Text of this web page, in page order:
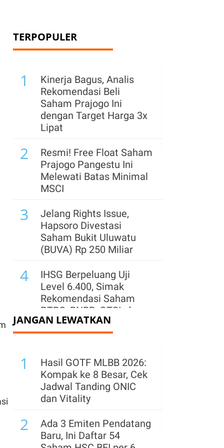
TERPOPULER
1
Kinerja Bagus, Analis
Rekomendasi Beli
Saham Prajogo Ini
dengan Target Harga 3x
Lipat
2
Resmi! Free Float Saham
Prajogo Pangestu Ini
Melewati Batas Minimal
MSCI
3
Jelang Rights Issue,
Hapsoro Divestasi
Saham Bukit Uluwatu
(BUVA) Rp 250 Miliar
4
IHSG Berpeluang Uji
Level 6.400, Simak
Rekomendasi Saham
PTRO, BNBR, GTSI, dan
BACH
(IATA) Naik 65% Usai
Kelar Ganti Pemilik,
Kinerja Paruh I Turun
Asing Borong Saham
Tambang Saat IHSG
Menguat Kemarin, Cek
yang Banyak Dikoleksi
JANGAN LEWATKAN
1
Hasil GOTF MLBB 2026:
Kompak ke 8 Besar, Cek
Jadwal Tanding ONIC
dan Vitality
2
Ada 3 Emiten Pendatang
Baru, Ini Daftar 54